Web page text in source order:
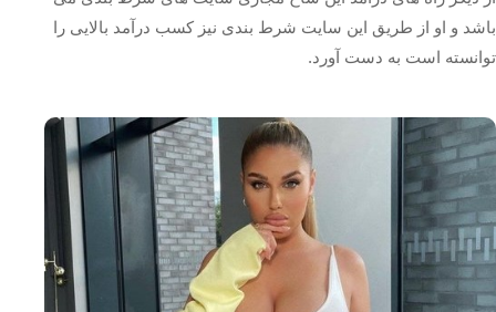
باشد و او از طریق این سایت شرط‌ بندی نیز کسب درآمد بالایی را
توانسته است به دست آورد.